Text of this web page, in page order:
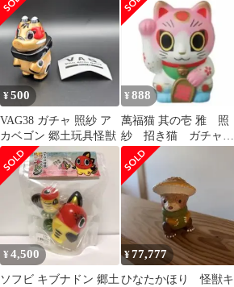
/ 付属ドラマCD
¥500
VAG38 ガチャ 照紗 ア
カベゴン 郷土玩具怪獣
¥ 888
萬福猫 其の壱 雅 照
紗 招き猫 ガチャポ
ス
¥4,500
ソフビ キブナドン 郷土
¥77,777
ひなたかほり 怪獣キ